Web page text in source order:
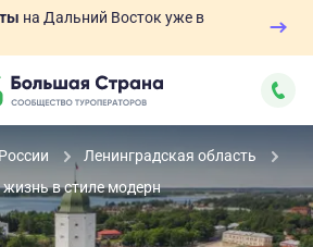
на Дальний Восток уже в
Ленинградская область
в стиле модерн